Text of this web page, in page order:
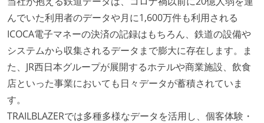
Code）の環境が整備されている
オープンな情報共有
人事情報や秘匿性の高い内容を除いて、経営陣やマネ
ージャー以上の会議での議事録が社員にも公開されて
KPI などチームの目標・実績値について、メンバーの
んでいた利用者のデータや月に1,600万件も利用される
ICOCA電子マネーの決済の記録はもちろん、鉄道の設備や
システムから収集されるデータまで膨大に存在します。ま
た、JR西日本グループが展開するホテルや商業施設、飲食
店といった事業においても日々データが蓄積されていま
す。
TRAILBLAZERでは多種多様なデータを活用し、個客体験・